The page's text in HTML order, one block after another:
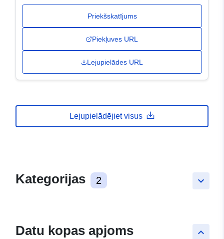
Priekšskatījums
Piekļuves URL
Lejupielādes URL
Lejupielādējiet visus
keyboard_arrow_down
Kategorijas 2
keyboard_arrow_up
Datu kopas apjoms